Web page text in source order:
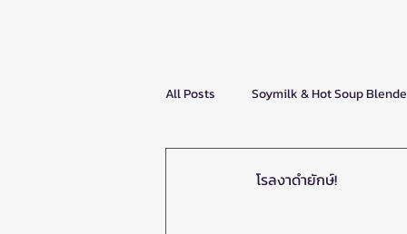
All Posts Soymilk & Hot Soup
โรลงาดำยักษ์!